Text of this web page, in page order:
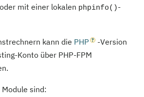
mit einer lokalen phpinfo()-
kann die PHP
-Version
Konto über PHP-FPM
sind: